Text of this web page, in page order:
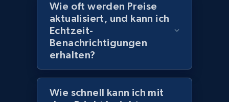
Amazon products global dataset - Collects
products by specific category URL
Title, Seller name, Brand, Description, Initial
price, Currency, Availability, Reviews count, and
more.
Wie oft werden Preise
aktualisiert, und kann ich
Echtzeit-
Benachrichtigungen
erhalten?
Wie schnell kann ich mit